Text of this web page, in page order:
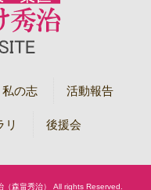
私の志 活動報告
リ 後援会
森畠秀治） All rights Reserved.